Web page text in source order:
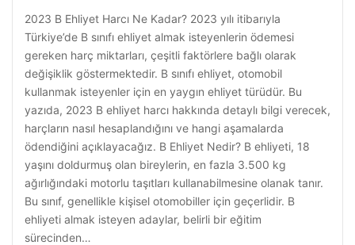
2023 B Ehliyet Harcı Ne Kadar? 2023 yılı itibarıyla
Türkiye’de B sınıfı ehliyet almak isteyenlerin ödemesi
gereken harç miktarları, çeşitli faktörlere bağlı olarak
değişiklik göstermektedir. B sınıfı ehliyet, otomobil
kullanmak isteyenler için en yaygın ehliyet türüdür. Bu
yazıda, 2023 B ehliyet harcı hakkında detaylı bilgi verecek,
harçların nasıl hesaplandığını ve hangi aşamalarda
ödendiğini açıklayacağız. B Ehliyet Nedir? B ehliyeti, 18
yaşını doldurmuş olan bireylerin, en fazla 3.500 kg
ağırlığındaki motorlu taşıtları kullanabilmesine olanak tanır.
Bu sınıf, genellikle kişisel otomobiller için geçerlidir. B
ehliyeti almak isteyen adaylar, belirli bir eğitim
sürecinden…